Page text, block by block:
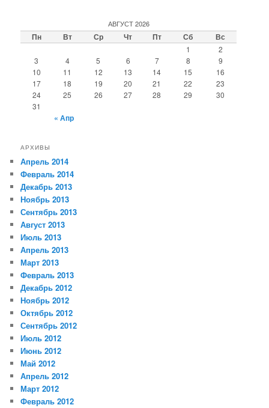
АВГУСТ 2026
Пн Вт Ср Чт Пт Сб Вс
1
2
3
4 5 6 7 8
9
10
11 12 13 14 15
16
17
18 19 20 21 22
23
24
25 26 27 28 29
30
31
« Апр
АРХИВЫ
Апрель 2014
Февраль 2014
Декабрь 2013
Ноябрь 2013
Сентябрь 2013
Август 2013
Июль 2013
Апрель 2013
Март 2013
Февраль 2013
Декабрь 2012
Ноябрь 2012
Октябрь 2012
Сентябрь 2012
Июль 2012
Июнь 2012
Май 2012
Апрель 2012
Март 2012
Февраль 2012